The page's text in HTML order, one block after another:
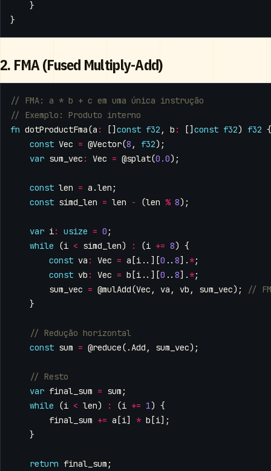
}
}
2. FMA (Fused Multiply-Add)
fn dotProductFma(a : [] const f32 , b : [] const f32) f32 {
const Vec = @Vector(8 , f32);
var sum_vec : Vec = @splat(0.0);
const len = a .len ;
const simd_len = len - (len % 8);
var i: usize = 0 ;
while
(i < simd_len) : (i += 8) {
const va : Vec = a [i ..][0 .. 8]. *;
const vb : Vec = b [i ..][0 .. 8]. *;
sum_vec = @mulAdd(Vec , va , vb , sum_vec);
}
const sum = @reduce(.Add , sum_vec);
var final_sum = sum ;
while
(i < len) : (i += 1) {
final_sum += a [i] * b [i];
}
return final_sum ;